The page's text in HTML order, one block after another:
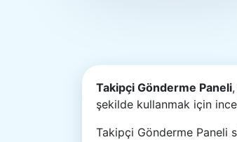
Takipçi Gönderme Paneli
şekilde kullanmak için
Takipçi Gönderme Paneli